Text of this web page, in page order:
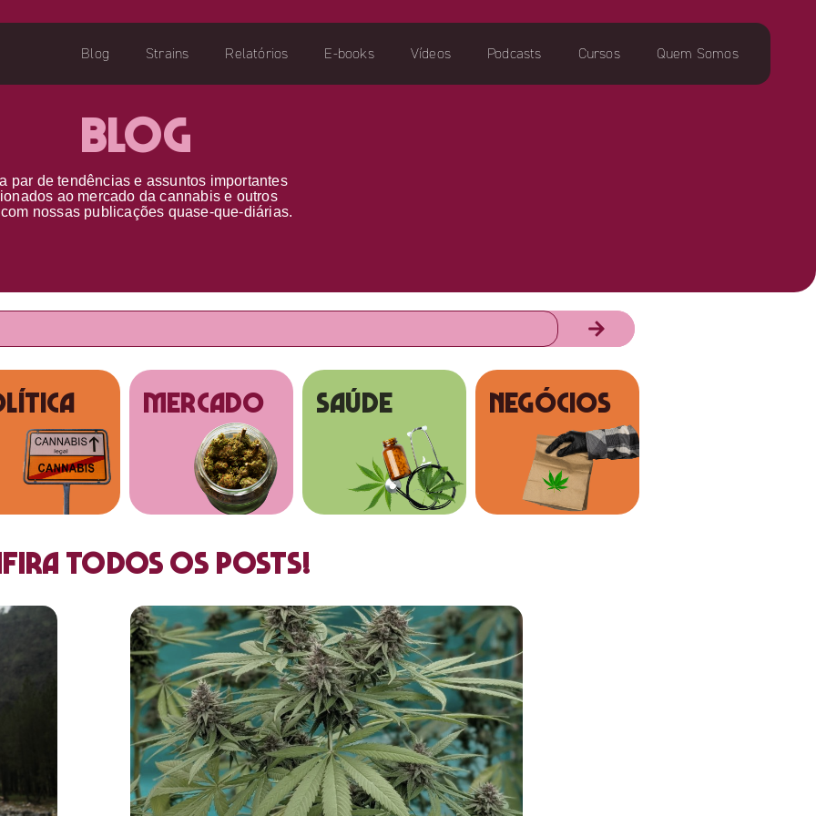
Blog Strains Relatórios E-books Vídeos Podcasts Cursos Quem Somos
Blog
par detendências e assuntos importantes
ao mercado da cannabis e outros
com nossas publicações quase-que-diárias.
MERCADO SAÚDE NEGÓCIOS
todos os posts!